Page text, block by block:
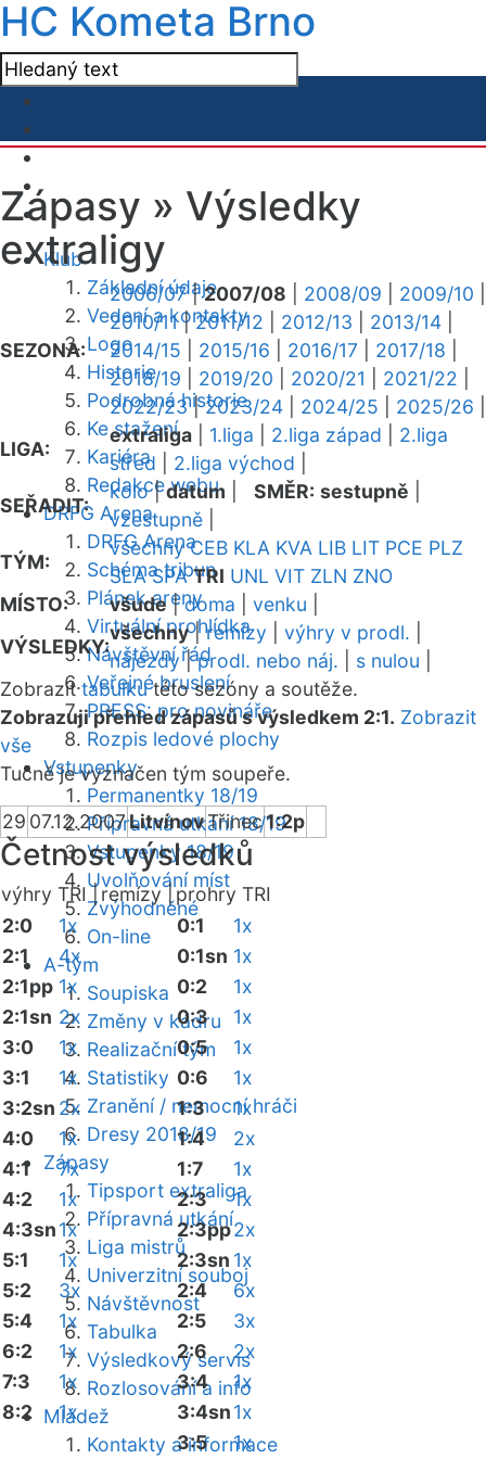
HC Kometa Brno
Klub
Základní údaje
Vedení a kontakty
Logo
Historie
Podrobná historie
Ke stažení
Kariéra
Redakce webu
DRFG Arena
DRFG Arena
Schéma tribun
Plánek areny
Virtuální prohlídka
Návštěvní řád
Veřejné bruslení
PRESS: pro novináře
Rozpis ledové plochy
Vstupenky
Permanentky 18/19
Přípravná utkání 18/19
Vstupenky 18/19
Uvolňování míst
Zvýhodněné
On-line
A-tým
Soupiska
Změny v kádru
Realizační tým
Statistiky
Zranění / nemocní hráči
Dresy 2018/19
Zápasy
Tipsport extraliga
Přípravná utkání
Liga mistrů
Univerzitní souboj
Návštěvnost
Tabulka
Výsledkový servis
Rozlosování a info
Mládež
Kontakty a informace
Zápasy » Výsledky
extraligy
SEZONA:
2006/07|2007/08 2008/09 2009/10
2010/11|2011/12 2012/13 2013/14
2014/15
2015/16 2016/17 2017/18
2018/19
2019/20 2020/21 2021/22
2022/23|2023/24 2024/25 2025/26
LIGA:
extraliga 1.liga 2.liga západ
2.liga
střed
2.liga východ
SEŘADIT:
kolo|datum SMĚR: sestupně
vzestupně
TÝM:
všechny CEB KLA KVA LIB LIT PCE PLZ
SLA SPA TRI UNL VIT ZLN ZNO
MÍSTO:
všude|doma venku
VÝSLEDKY:
všechny|remízy výhry v prodl.
nájezdy|prodl. nebo náj. s nulou
Zobrazittabulkutéto sezóny a soutěže.
Zobrazuji přehled zápasů s výsledkem 2:1. Zobrazit
vše
Tučně je vyznačen tým soupeře.
29 07.12.2007LitvínovTřinec1:2p
Četnost výsledků
výhry TRI |remízy | prohry TRI
2:0
1x
2:1
4x
2:1pp 1x
2:1sn 2x
3:0
1x
3:1
1x
3:2sn 2x
4:0
1x
4:1
7x
4:2
1x
4:3sn1x
5:1
1x
5:2
3x
5:4
1x
6:2
1x
7:3
1x
8:2
1x
0:1
1x
0:1sn 1x
0:2
1x
0:3
1x
0:5
1x
0:6
1x
1:3
1x
1:4
2x
1:7
1x
2:3
1x
2:3pp2x
2:3sn 1x
2:4
6x
2:5
3x
2:6
2x
3:4
1x
3:4sn1x
3:5
1x